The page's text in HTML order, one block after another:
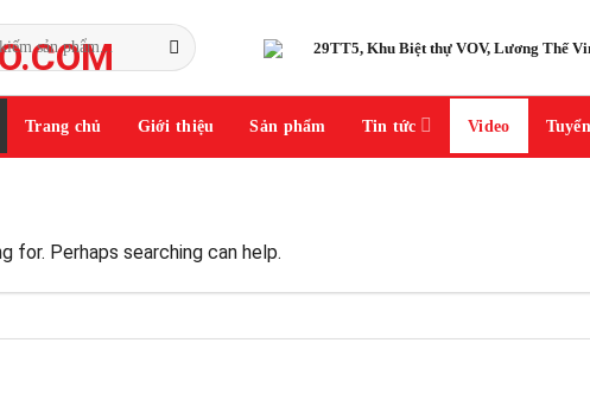
29TT5, Khu Biệt thự VOV, Lương Thế
Trang chủ Giới thiệu Sản phẩm Tin tức Video
for. Perhaps searching can help.